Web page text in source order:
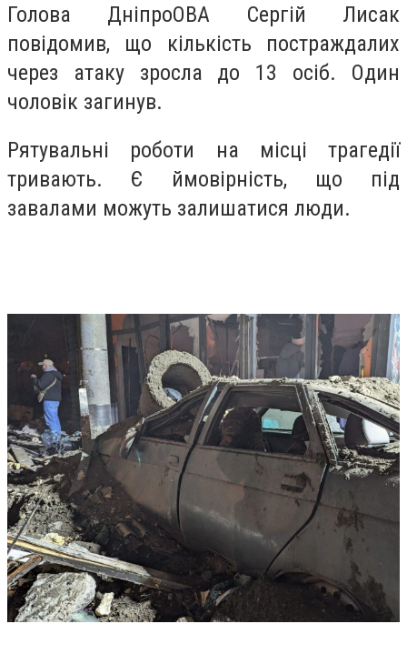
Голова ДніпроОВА Сергій Лисак
повідомив, що кількість постраждалих
через атаку зросла до 13 осіб. Один
чоловік загинув.
Рятувальні роботи на місці трагедії
тривають. Є ймовірність, що під
завалами можуть залишатися люди.